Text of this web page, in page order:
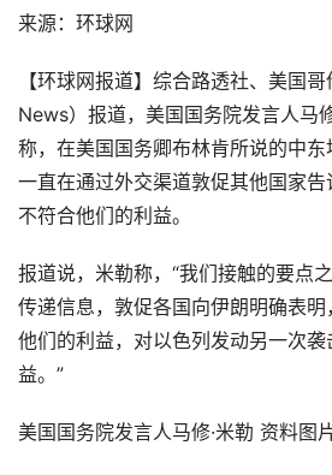
来源：环球网
【环球网报道】综合路透社、美国
News）报道，美国国务院发言人马
称，在美国国务卿布林肯所说的中东
一直在通过外交渠道敦促其他国家
不符合他们的利益。
报道说，米勒称，“我们接触的要点
传递信息，敦促各国向伊朗明确表
他们的利益，对以色列发动另一次袭
益。”
美国国务院发言人马修·米勒 资料图